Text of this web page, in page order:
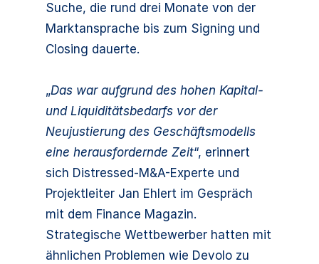
Suche, die rund drei Monate von der
Marktansprache bis zum Signing und
Closing dauerte.
„Das war aufgrund des hohen Kapital-
und Liquiditätsbedarfs vor der
Neujustierung des Geschäftsmodells
eine herausfordernde Zeit“, erinnert
sich Distressed-M&A-Experte und
Projektleiter Jan Ehlert im Gespräch
mit dem Finance Magazin.
Strategische Wettbewerber hatten mit
ähnlichen Problemen wie Devolo zu